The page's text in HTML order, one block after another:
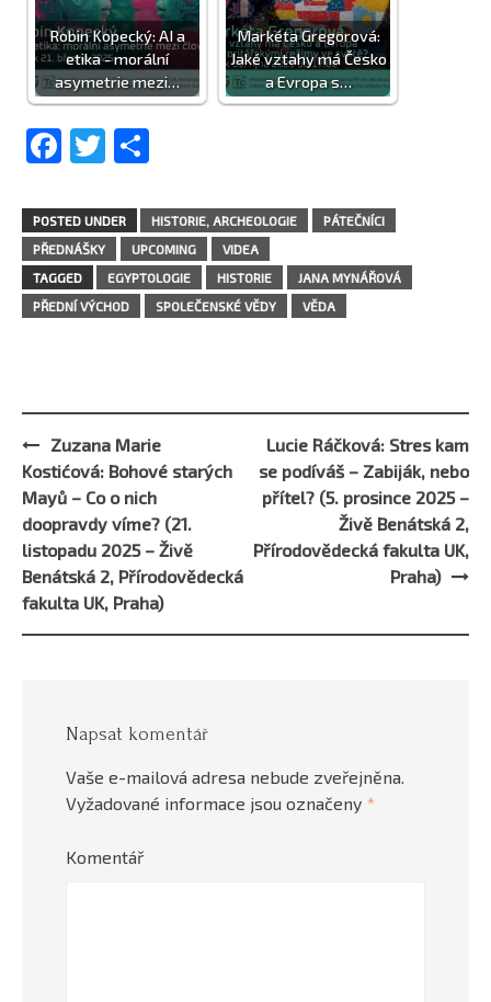
Robin Kopecký: AI a
etika - morální
asymetrie mezi…
Markéta Gregorová:
Jaké vztahy má Česko
a Evropa s…
Facebook
Twitter
POSTED UNDER HISTORIE, ARCHEOLOGIE
PÁTEČNÍCI
PŘEDNÁŠKY
UPCOMING
VIDEA
TAGGED
EGYPTOLOGIE HISTORIE
JANA MYNÁŘOVÁ
PŘEDNÍ VÝCHOD
SPOLEČENSKÉ VĚDY VĚDA
Post
navigation
Zuzana Marie
Kostićová: Bohové starých
Mayů – Co o nich
doopravdy víme? (21.
listopadu 2025 – Živě
Benátská 2, Přírodovědecká
fakulta UK, Praha)
Lucie Ráčková: Stres kam
se podíváš – Zabiják, nebo
přítel? (5. prosince 2025 –
Živě Benátská 2,
Přírodovědecká fakulta UK,
Praha)
Napsat komentář
Vaše e-mailová adresa nebude zveřejněna.
Vyžadované informace jsou označeny *
Komentář